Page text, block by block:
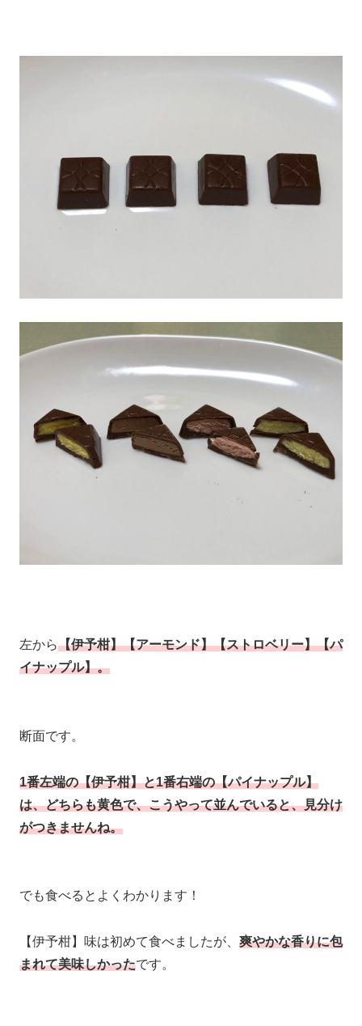
左から【伊予柑】【アーモンド】【ストロベリー】【パ
イナップル】。
断面です。
1番左端の【伊予柑】と1番右端の【パイナップル】
は、どちらも黄色で、こうやって並んでいると、見分け
がつきませんね。
でも食べるとよくわかります！
【伊予柑】味は初めて食べましたが、 爽やかな香りに包
まれて美味しかったです。